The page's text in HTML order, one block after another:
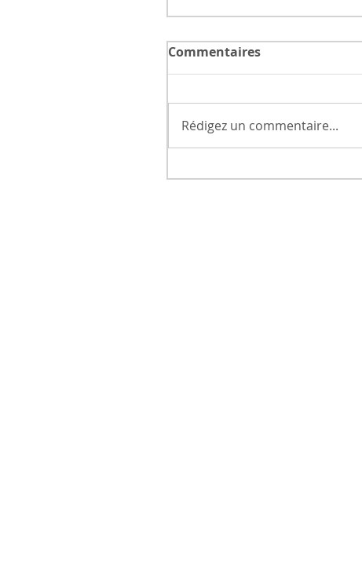
Commentaires
Rédigez un commentaire...